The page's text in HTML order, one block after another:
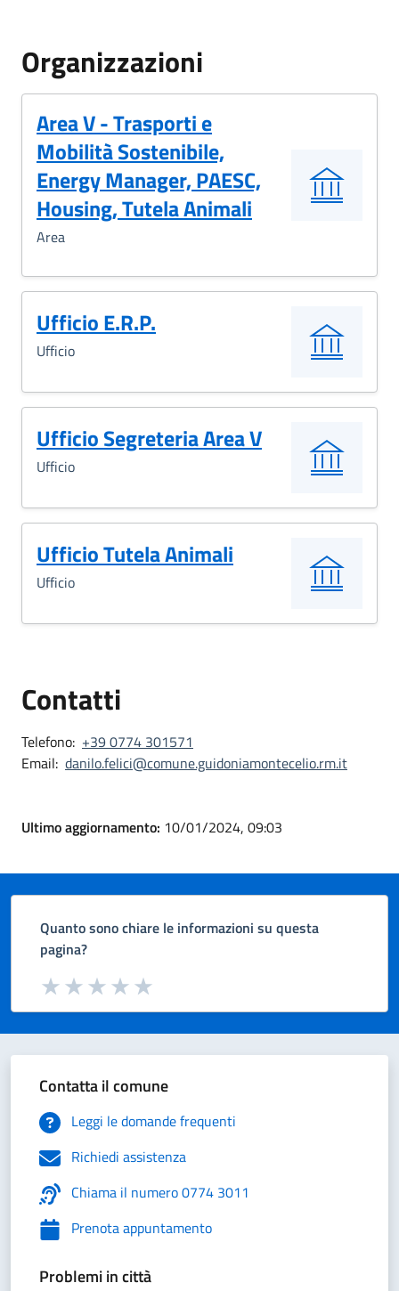
Organizzazioni
Area V - Trasporti e
Mobilità Sostenibile,
Energy Manager, PAESC,
Housing, Tutela Animali
Area
Ufficio E.R.P.
Ufficio
Ufficio Segreteria Area V
Ufficio
Ufficio Tutela Animali
Ufficio
Contatti
Telefono: +39 0774 301571
Email: danilo.felici@comune.guidoniamontecelio.rm.it
Ultimo aggiornamento: 10/01/2024, 09:03
Quanto sono chiare le informazioni su questa
pagina?
Valuta da 1 a 5 stelle la pagina
Valuta 5 stelle su 5
Valuta 4 stelle su 5
Valuta 3 stelle su 5
Valuta 2 stelle su 5
Valuta 1 stelle su 5
Contatta il comune
Leggi le domande frequenti
Richiedi assistenza
Chiama il numero 0774 3011
Prenota appuntamento
Problemi in città